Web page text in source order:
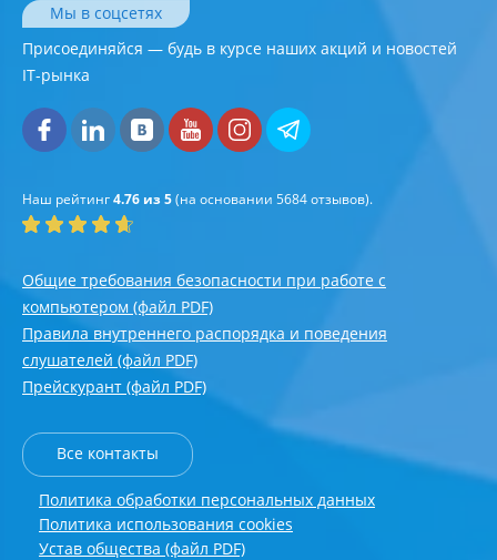
Мы в соцсетях
Присоединяйся — будь в курсе наших акций и новостей
IT-рынка
Наш рейтинг4.76 из 5(на основании 5684отзывов).
Общие требования безопасности при работе с
компьютером (файл PDF)
Правила внутреннего распорядка и поведения
слушателей (файл PDF)
Прейскурант (файл PDF)
Все контакты
Политика обработки персональных данных
Политика использования cookies
Устав общества (файл PDF)